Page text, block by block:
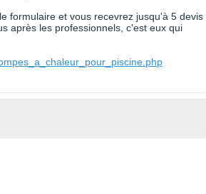
formulaire et vous recevrez jusqu'à 5 devis
après les professionnels, c'est eux qui